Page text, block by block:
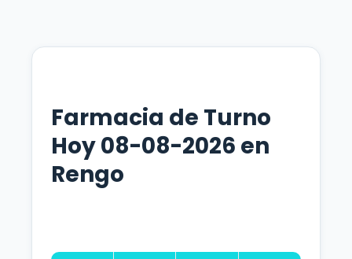
Farmacia de Turno
Hoy 08-08-2026 en
Rengo